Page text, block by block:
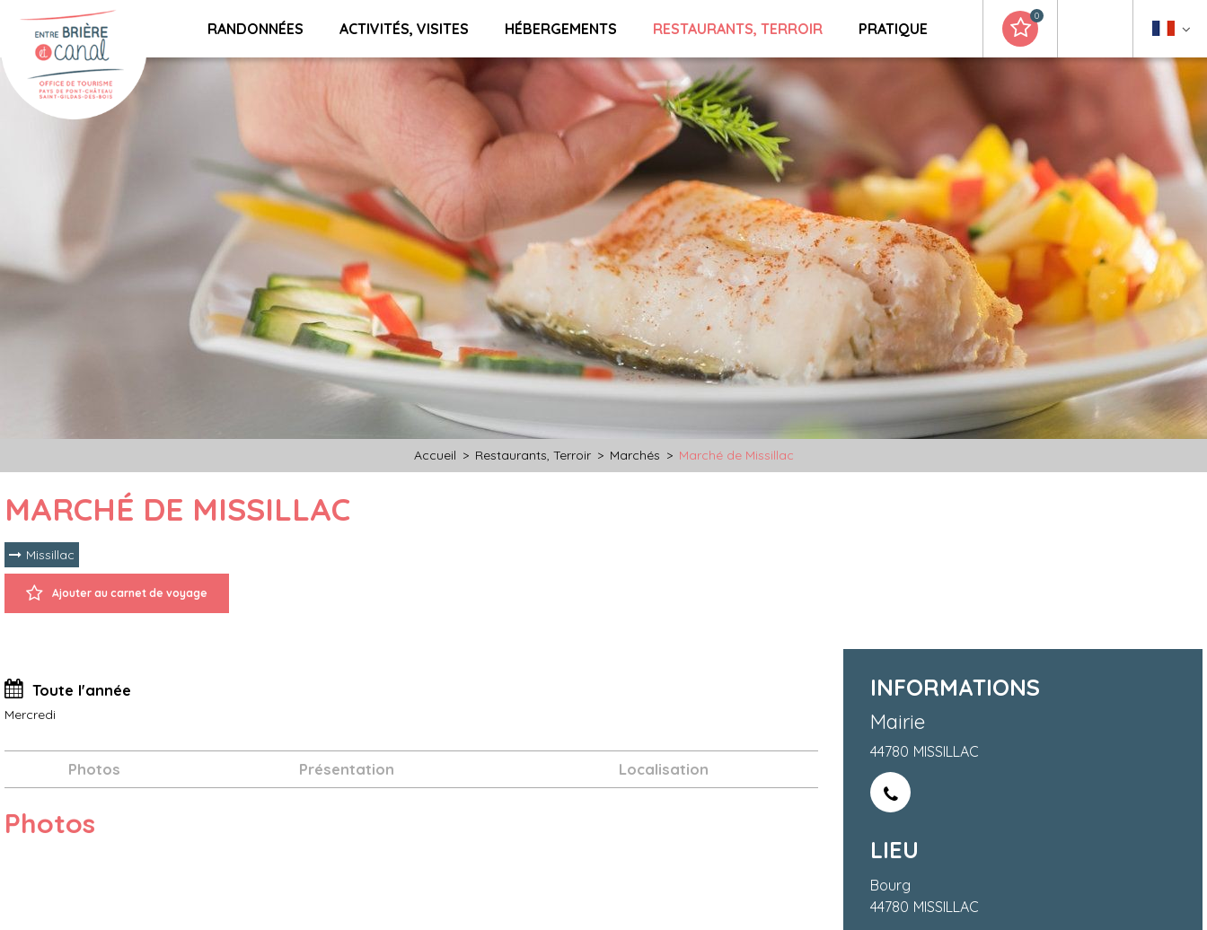
RANDONNÉES ACTIVITÉS, VISITES HÉBERGEMENTS RESTAURANTS, TERROIR PRATIQUE
0
Accueil > Restaurants, Terroir > Marchés > Marché de Missillac
MARCHÉ DE MISSILLAC
Missillac
Ajouter au carnet de voyage
Toute l'année
Mercredi
Photos Présentation Localisation
Photos
INFORMATIONS
Mairie
44780 MISSILLAC
LIEU
Bourg
44780 MISSILLAC